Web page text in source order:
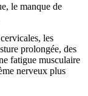
le manque de
les
prolongée, des
fatigue musculaire
nerveux plus